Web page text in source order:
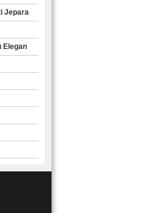
Jepara
Elegan